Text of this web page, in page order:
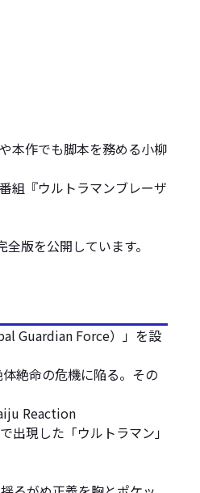
本作でも脚本を務める小柳
組『ウルトラマンブレーザ
版を公開しています。
Guardian Force）」を設
絶命の危機に陥る。その
Reaction
現した「ウルトラマン」